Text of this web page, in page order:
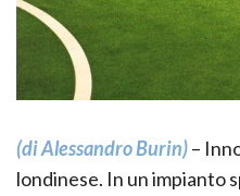
(di Alessandro Burin)–
londinese. In un impianto